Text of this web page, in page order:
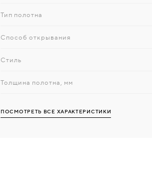
Тип полотна
Способ открывания
Стиль
Толщина полотна, мм
ПОСМОТРЕТЬ ВСЕ ХАРАКТЕРИСТИКИ